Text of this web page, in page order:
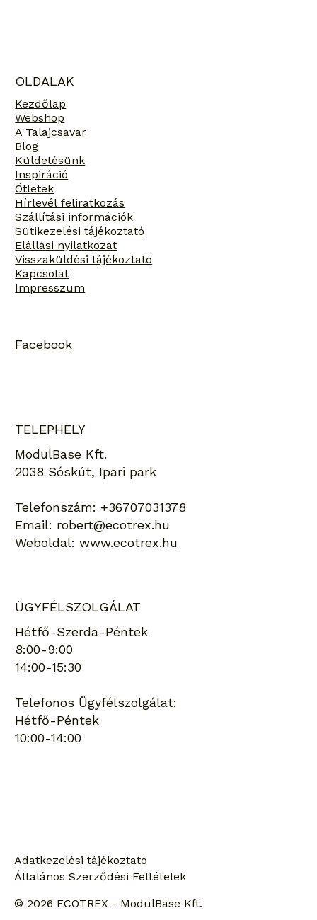
OLDALAK
Kezdőlap
Webshop
A Talajcsavar
Blog
Küldetésünk
Inspiráció
Ötletek
Hírlevél feliratkozás
Szállítási információk
Sütikezelési tájékoztató
Elállási nyilatkozat
Visszaküldési tájékoztató
Kapcsolat
Impresszum
Facebook
TELEPHELY
ModulBase Kft.
2038 Sóskút, Ipari park
Telefonszám: +36707031378
Email: robert@ecotrex.hu
Weboldal:www.ecotrex.hu
ÜGYFÉLSZOLGÁLAT
Hétfő-Szerda-Péntek
8:00-9:00
14:00-15:30
Telefonos Ügyfélszolgálat:
Hétfő-Péntek
10:00-14:00
Adatkezelési tájékoztató
Általános Szerződési Feltételek
© 2026 ECOTREX - ModulBase Kft.